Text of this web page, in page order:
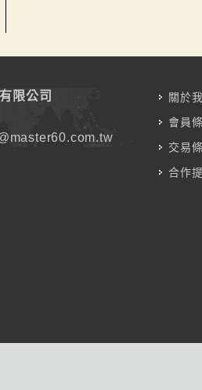
限公司
關於
會員
交易
合作